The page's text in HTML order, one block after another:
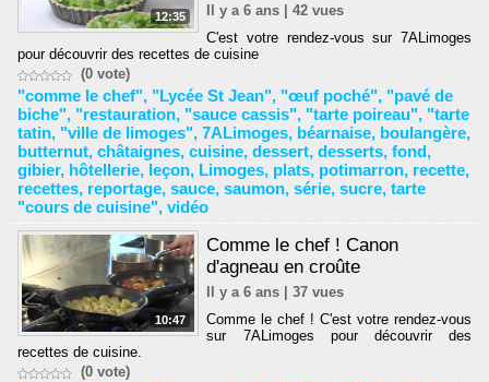
12:35
Il y a 6 ans | 42 vues
C'est votre rendez-vous sur 7ALimoges
pour découvrir des recettes de cuisine
(0 vote)
"comme le chef", "Lycée St Jean", "œuf poché", "pavé de
biche", "restauration, "sauce cassis", "tarte poireau", "tarte
tatin, "ville de limoges", 7ALimoges, béarnaise, boulangère,
butternut, châtaignes, cuisine, dessert, desserts, fond,
gibier, hôtellerie, leçon, Limoges, plats, potimarron, recette,
recettes, reportage, sauce, saumon, série, sucre, tarte
"cours de cuisine", vidéo
10:47
Comme le chef ! Canon
d'agneau en croûte
Il y a 6 ans | 37 vues
Comme le chef ! C'est votre rendez-vous
sur 7ALimoges pour découvrir des
recettes de cuisine.
(0 vote)